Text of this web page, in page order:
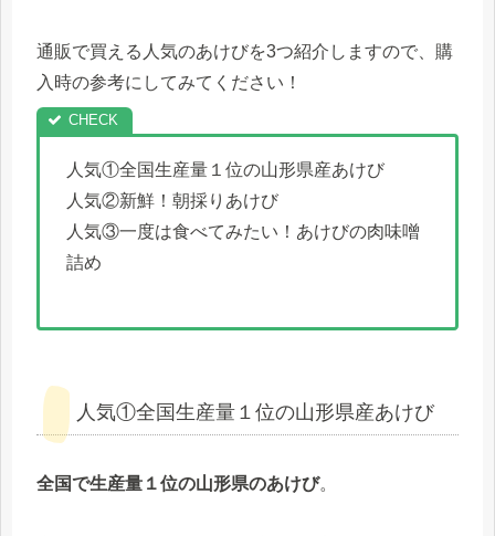
通販で買える人気のあけびを3つ紹介しますので、購
入時の参考にしてみてください！
人気①全国生産量１位の山形県産あけび
人気②新鮮！朝採りあけび
人気③一度は食べてみたい！あけびの肉味噌
詰め
人気①全国生産量１位の山形県産あけび
全国で生産量１位の山形県のあけび。